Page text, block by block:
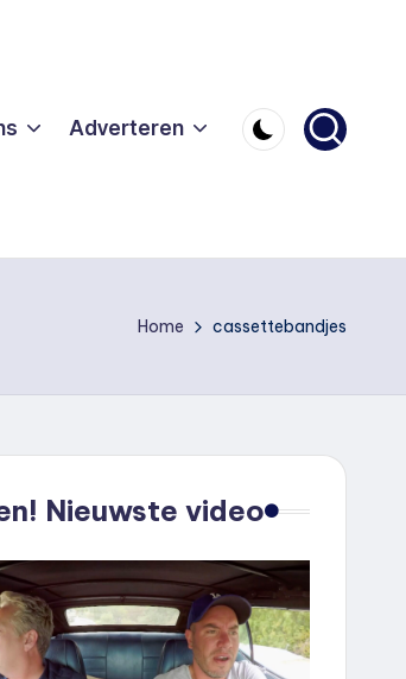
Adverteren
Home cassettebandjes
Nieuwste video